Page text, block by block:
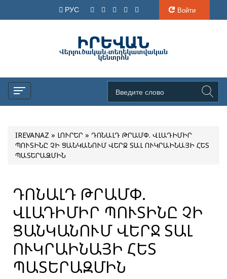
РУС Войти
IREVANAZ » ԼՈՒՐԵՐ » ԴՈՆԱԼԴ ԹՐԱՄՓ. ՎԼԱԴԻՄԻՐ
ՊՈՒՏԻՆԸ ՉԻ ՑԱՆԿԱՆՈՒՄ ՎԵՐՋ ՏԱԼ ՈՒԿՐԱԻՆԱՅԻ ՀԵՏ
ՊԱՏԵՐԱԶՄԻՆ
ԴՈՆԱԼԴ ԹՐԱՄՓ.
ՎԼԱԴԻՄԻՐ ՊՈՒՏԻՆԸ ՉԻ
ՑԱՆԿԱՆՈՒՄ ՎԵՐՋ ՏԱԼ
ՈՒԿՐԱԻՆԱՅԻ ՀԵՏ
ՊԱՏԵՐԱԶՄԻՆ